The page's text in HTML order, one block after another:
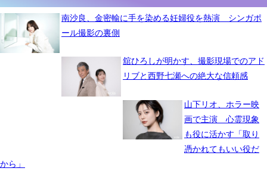
南沙良、金密輸に手を染める妊婦役を熱演 シンガポ
ール撮影の裏側
舘ひろしが明かす、撮影現場でのアド
リブと西野七瀬への絶大な信頼感
山下リオ、ホラー映
画で主演 心霊現象
も役に活かす「取り
憑かれてもいい役だ
から」